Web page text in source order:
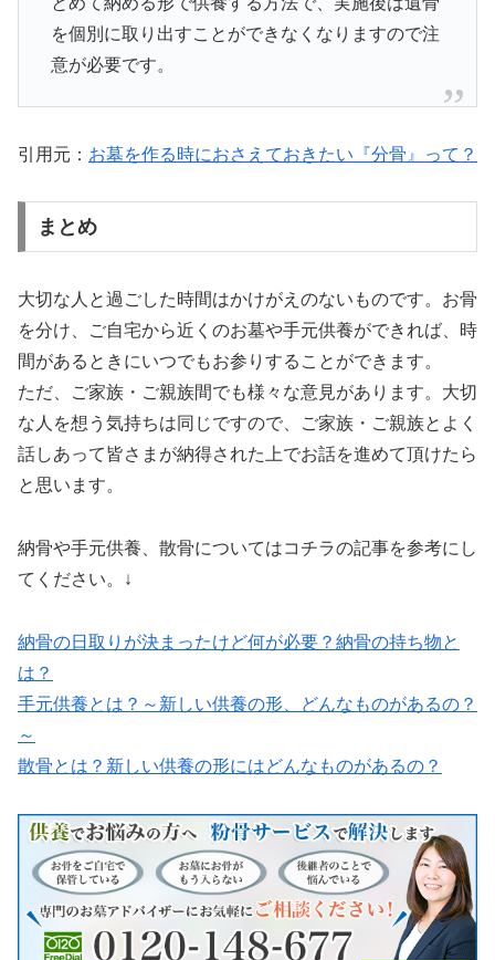
を個別に取り出すことができなくなりますので注
意が必要です。
引用元： お墓を作る時におさえておきたい『分骨』って？
まとめ
大切な人と過ごした時間はかけがえのないものです。お骨
を分け、ご自宅から近くのお墓や手元供養ができれば、時
間があるときにいつでもお参りすることができます。
ただ、ご家族・ご親族間でも様々な意見があります。大切
な人を想う気持ちは同じですので、ご家族・ご親族とよく
話しあって皆さまが納得された上でお話を進めて頂けたら
と思います。
納骨や手元供養、散骨についてはコチラの記事を参考にし
てください。↓
納骨の日取りが決まったけど何が必要？納骨の持ち物と
は？
手元供養とは？～新しい供養の形、どんなものがあるの？
～
散骨とは？新しい供養の形にはどんなものがあるの？